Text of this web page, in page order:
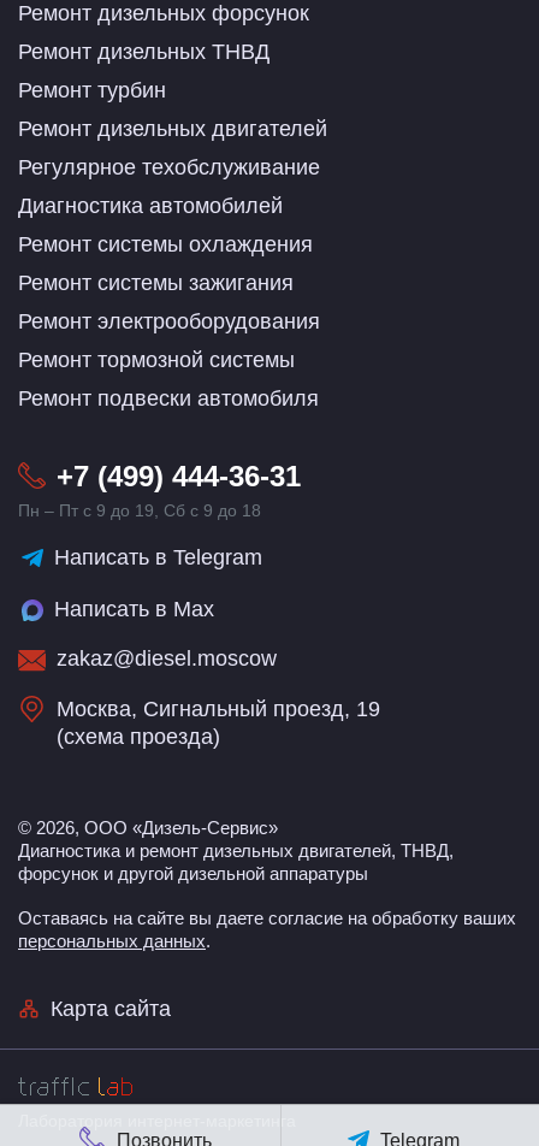
Ремонт дизельных форсунок
Ремонт дизельных ТНВД
Ремонт турбин
Ремонт дизельных двигателей
Регулярное техобслуживание
Диагностика автомобилей
Ремонт системы охлаждения
Ремонт системы зажигания
Ремонт электрооборудования
Ремонт тормозной системы
Ремонт подвески автомобиля
+7 (499) 444-36-31
Пн – Пт с 9 до 19, Сб с 9 до 18
Написать в Telegram
Написать в Max
zakaz@diesel.moscow
Москва, Сигнальный проезд, 19
(схема проезда)
© 2026, ООО «Дизель-Сервис»
Диагностика и ремонт дизельных двигателей, ТНВД,
форсунок и другой дизельной аппаратуры
Оставаясь на сайте вы даете согласие на обработку ваших
персональных данных.
Карта сайта
Позвонить Telegram